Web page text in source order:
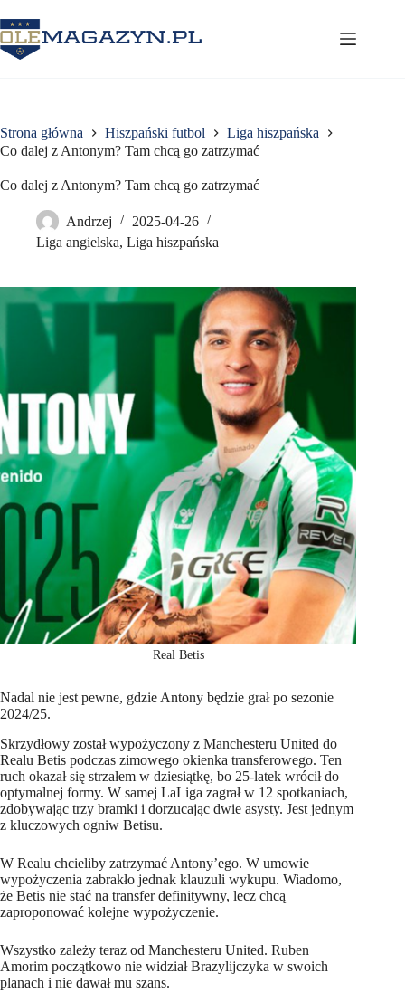
do
treści
Strona główna Hiszpański futbol
Liga hiszpańska
Co dalej z Antonym? Tam chcą go zatrzymać
Co dalej z Antonym? Tam chcą go zatrzymać
Andrzej
2025-04-26
Liga angielska, Liga hiszpańska
Real Betis
Nadal nie jest pewne, gdzie Antony będzie grał po sezonie
2024/25.
Skrzydłowy został wypożyczony z Manchesteru United do
Realu Betis podczas zimowego okienka transferowego. Ten
ruch okazał się strzałem w dziesiątkę, bo 25-latek wrócił do
optymalnej formy. W samej LaLiga zagrał w 12 spotkaniach,
zdobywając trzy bramki i dorzucając dwie asysty. Jest jednym
z kluczowych ogniw Betisu.
W Realu chcieliby zatrzymać Antony’ego. W umowie
wypożyczenia zabrakło jednak klauzuli wykupu. Wiadomo,
że Betis nie stać na transfer definitywny, lecz chcą
zaproponować kolejne wypożyczenie.
Wszystko zależy teraz od Manchesteru United. Ruben
Amorim początkowo nie widział Brazylijczyka w swoich
planach i nie dawał mu szans.